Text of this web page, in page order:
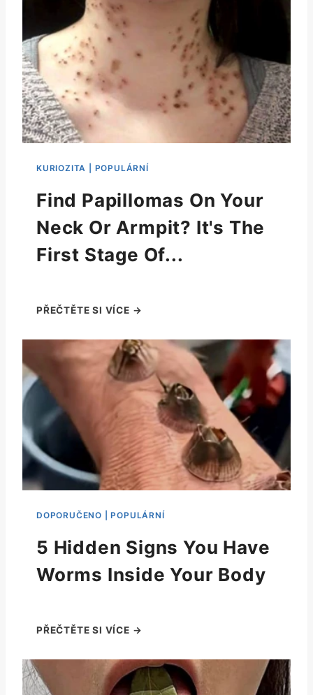
Find Papillomas On Your
Neck Or Armpit? It's The
First Stage Of...
5 Hidden Signs You Have
Worms Inside Your Body